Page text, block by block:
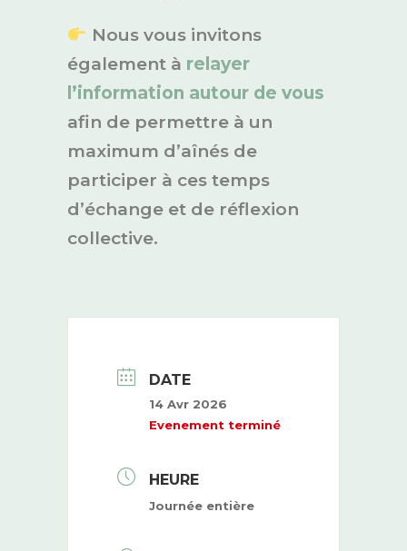
Nous vous invitons
également à relayer
l’information autour de vous
afin de permettre à un
maximum d’aînés de
participer à ces temps
d’échange et de réflexion
collective.
DATE
14 Avr 2026
Evenement terminé
HEURE
Journée entière